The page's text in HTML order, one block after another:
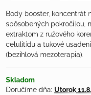
Body booster, koncentrát
spôsobených pokročilou,
extraktom z ružového
celulitídu a tukové
(bezihlová mezoterapia).
Skladom
Doručíme dňa: Utorok